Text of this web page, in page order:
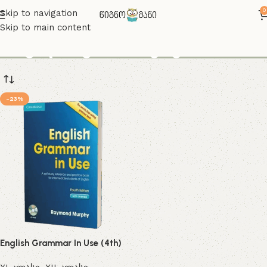
Skip to navigation
Skip to main content
0
-23%
English Grammar In Use (4th)